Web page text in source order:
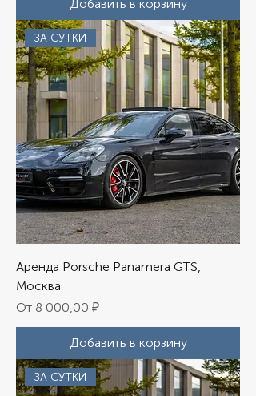
Добавить в корзину
ЗА СУТКИ
Аренда Porsche Panamera GTS,
Москва
От 8 000,00 ₽
Цена со скидкой
Добавить в корзину
ЗА СУТКИ